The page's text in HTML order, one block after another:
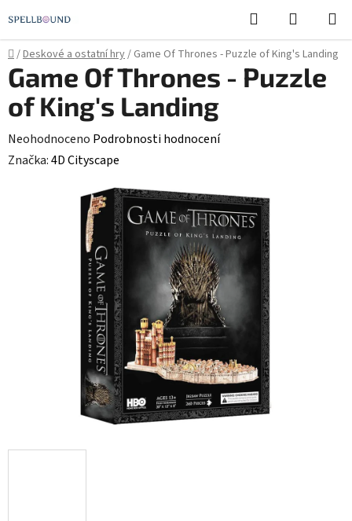
na
obsah
Hledat
KOŠÍK
Domů
/Deskové a ostatní hry/ Game Of Thrones - Puzzle of King's Landing
Game Of Thrones - Puzzle
of King's Landing
Průměrné
hodnocení
Neohodnoceno Podrobnosti hodnocení
Značka:4D Cityscape